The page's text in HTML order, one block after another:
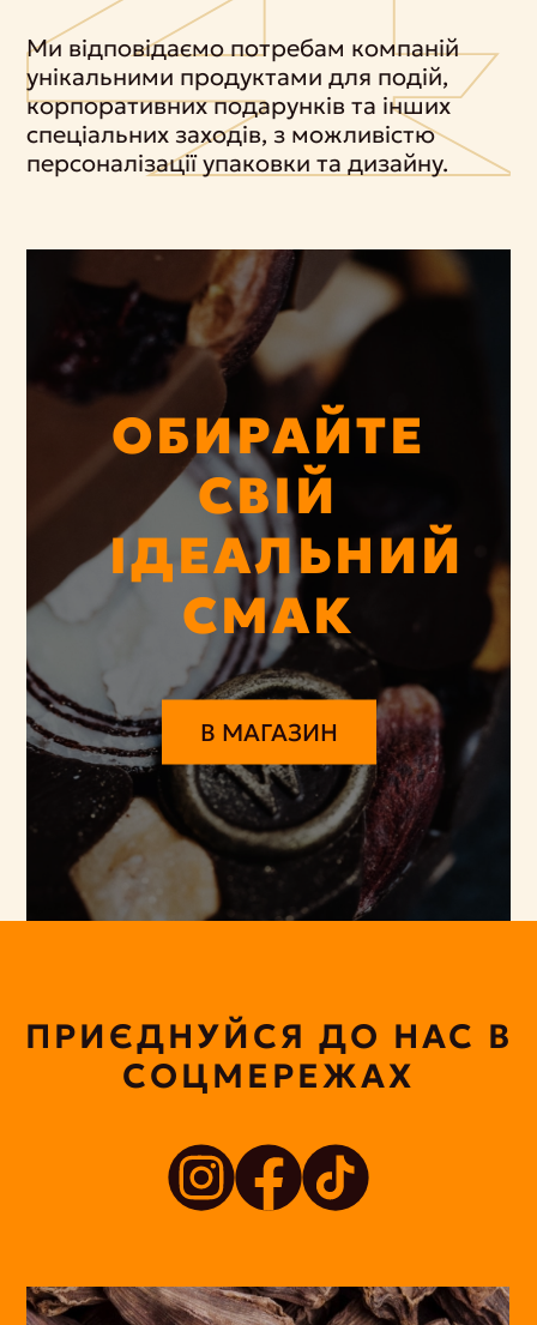
Ми відповідаємо потребам компаній
унікальними продуктами для подій,
корпоративних подарунків та інших
спеціальних заходів, з можливістю
персоналізації упаковки та дизайну.
ОБИРАЙТЕ
СВІЙ
ІДЕАЛЬНИЙ
СМАК
В МАГАЗИН
ПРИЄДНУЙСЯ ДО НАС В
СОЦМЕРЕЖАХ